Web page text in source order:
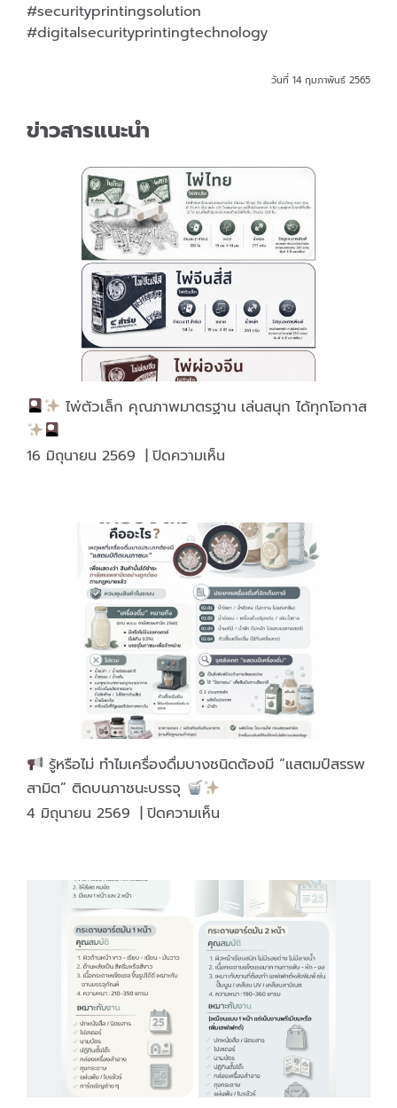
#securityprintingsolution
#digitalsecurityprintingtechnology
วันที่ 14 กุมภาพันธ์ 2565
ข่าวสารแนะนำ
ไพ่ตัวเล็ก คุณภาพมาตรฐาน เล่นสนุก ได้ทุกโอกาส
16 มิถุนายน 2569 | ปิดความเห็นบน
ไพ่
ตัว
เล็ก
คุณภาพ
มาตรฐาน
เล่น
สนุก
ได้
ทุก
โอกาส
รู้หรือไม่ ทำไมเครื่องดื่มบางชนิดต้องมี “แสตมป์สรรพ
สามิต” ติดบนภาชนะบรรจุ
4 มิถุนายน 2569 | ปิดความเห็นบน
หรือ
ไม่
ทำไม
เครื่อง
ดื่ม
บาง
ชนิด
ต้อง
มี
“แสตมป์
สรรพ